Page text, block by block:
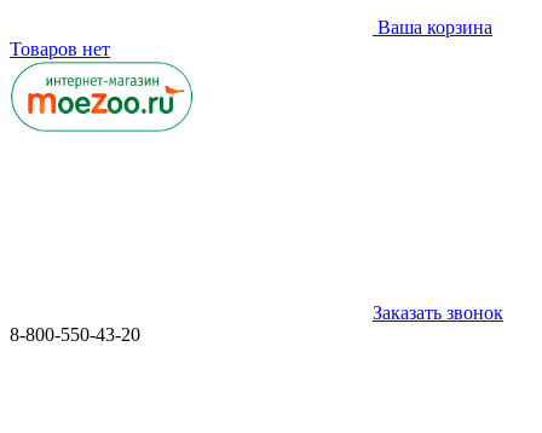
Ваша корзина
Товаров нет
Заказать звонок
8-800-550-43-20